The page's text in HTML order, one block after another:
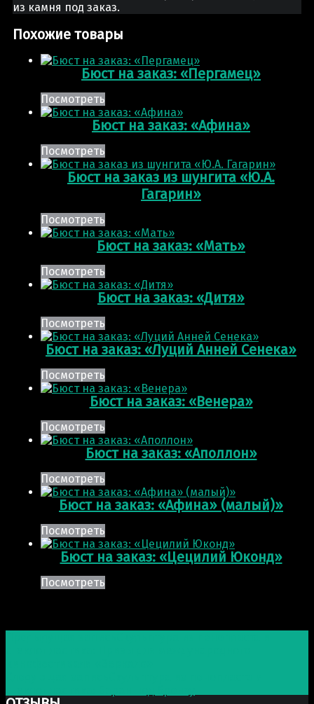
из камня под заказ.
Похожие товары
Бюст на заказ: «Пергамец»
Посмотреть
Бюст на заказ: «Афина»
Посмотреть
Бюст на заказ из шунгита «Ю.А.
Гагарин»
Посмотреть
Бюст на заказ: «Мать»
Посмотреть
Бюст на заказ: «Дитя»
Посмотреть
Бюст на заказ: «Луций Анней Сенека»
Посмотреть
Бюст на заказ: «Венера»
Посмотреть
Бюст на заказ: «Аполлон»
Посмотреть
Бюст на заказ: «Афина» (малый)»
Посмотреть
Бюст на заказ: «Цецилий Юконд»
Посмотреть